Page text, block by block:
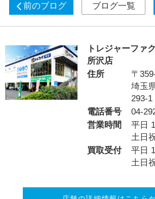
前のブログ ブログ一覧
トレジャーファ
所沢店
住所
〒
埼玉
293-1
電話番号
04-
営業時間
平日
土日
買取受付
平日
土日